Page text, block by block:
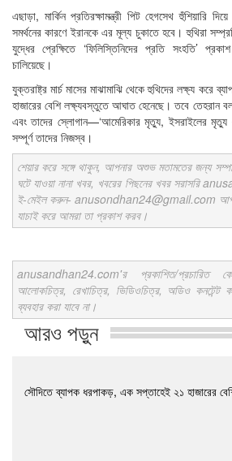
এছাড়া, মার্কিন প্রতিরক্ষামন্ত্রী পিট হেগসেথ হুঁশিয়ারি
সমর্থনের কারণে ইরানকে এর মূল্য চুকাতে হবে। হুথিরা
যুদ্ধের প্রেক্ষিতে ‘ফিলিস্তিনিদের প্রতি সংহতি’
চালিয়েছে।
যুক্তরাষ্ট্র মার্চ মাসের মাঝামাঝি থেকে হুথিদের লক্ষ্য করে
হাজারের বেশি লক্ষ্যবস্তুতে আঘাত হেনেছে। তবে তেহরান
এবং তাদের স্লোগান—‘আমেরিকার মৃত্যু, ইসরাইলের
সম্পূর্ণ তাদের নিজস্ব।
শেয়ার করে সঙ্গে থাকুন, আপনার অশুভ মতামতের জন্য
ঘটে যাওয়া নানা খবর, খবরের পিছনের খবর সরাসরি
ই-মেইল করুন- anusondhan24@gmail.com
যাচাই করে আমরা তা প্রকাশ করব।
anusandhan24.com'র প্রকাশিত/প্রচারিত
আলোকচিত্র, রেখাচিত্র, ভিডিওচিত্র, অডিও কনটেন্ট
ব্যবহার করা যাবে না।
আরও পড়ুন
সৌদিতে ব্যাপক ধরপাকড়, এক সপ্তাহেই ২১ হাজারের